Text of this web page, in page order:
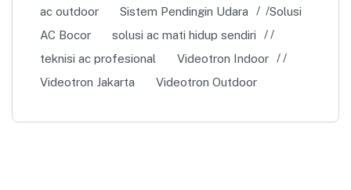
ac outdoor
Sistem Pendingin Udara
Solusi
AC Bocor
solusi ac mati hidup sendiri
teknisi ac profesional
Videotron Indoor
Videotron Jakarta
Videotron Outdoor